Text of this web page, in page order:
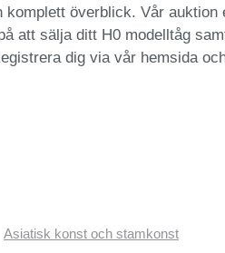
överblick. Vår
att sälja ditt H0 modelltåg
dig via vår hemsida
Asiatisk konst och stamkonst